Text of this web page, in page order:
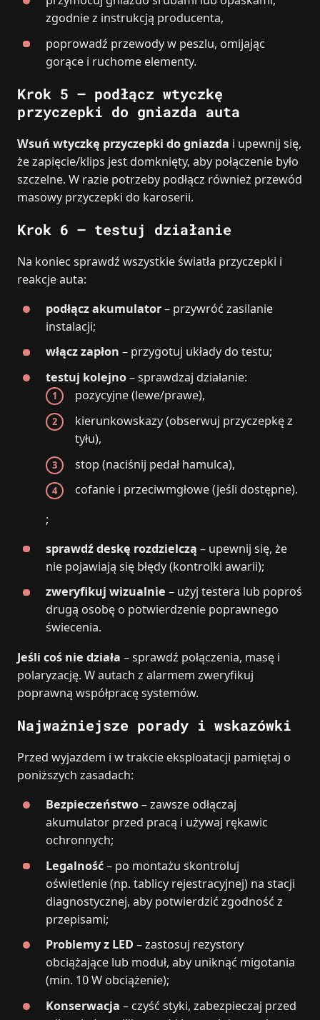
zgodnie z instrukcją producenta,
poprowadź przewody w peszlu, omijając
gorące i ruchome elementy.
Krok 5 – podłącz wtyczkę
przyczepki do gniazda auta
Wsuń wtyczkę przyczepki do gniazda i upewnij się,
że zapięcie/klips jest domknięty, aby połączenie było
szczelne. W razie potrzeby podłącz również przewód
masowy przyczepki do karoserii.
Krok 6 – testuj działanie
Na koniec sprawdź wszystkie światła przyczepki i
reakcje auta:
podłącz akumulator– przywróć zasilanie
instalacji;
włącz zapłon – przygotuj układy do testu;
testuj kolejno– sprawdzaj działanie:
pozycyjne (lewe/prawe),
kierunkowskazy (obserwuj przyczepkę z
tyłu),
stop (naciśnij pedał hamulca),
cofanie i przeciwmgłowe (jeśli dostępne).
;
sprawdź deskę rozdzielczą – upewnij się, że
nie pojawiają się błędy (kontrolki awarii);
zweryfikuj wizualnie – użyj testera lub poproś
drugą osobę o potwierdzenie poprawnego
świecenia.
Jeśli coś nie działa – sprawdź połączenia, masę i
polaryzację. W autach z alarmem zweryfikuj
poprawną współpracę systemów.
Najważniejsze porady i wskazówki
Przed wyjazdem i w trakcie eksploatacji pamiętaj o
poniższych zasadach:
Bezpieczeństwo– zawsze odłączaj
akumulator przed pracą i używaj rękawic
ochronnych;
Legalność– po montażu skontroluj
oświetlenie (np. tablicy rejestracyjnej) na stacji
diagnostycznej, aby potwierdzić zgodność z
przepisami;
Problemy z LED – zastosuj rezystory
obciążające lub moduł, aby uniknąć migotania
(min. 10 W obciążenie);
Konserwacja – czyść styki, zabezpieczaj przed